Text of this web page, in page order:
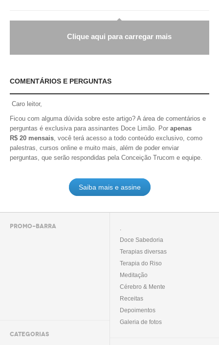
Clique aqui para carregar mais
COMENTÁRIOS E PERGUNTAS
Caro leitor,
Ficou com alguma dúvida sobre este artigo? A área de comentários e
perguntas é exclusiva para assinantes Doce Limão. Por apenas
R$ 20 mensais, você terá acesso a todo conteúdo exclusivo, como
palestras, cursos online e muito mais, além de poder enviar
perguntas, que serão respondidas pela Conceição Trucom e equipe.
Saiba mais e assine
PROMO-BARRA
CATEGORIAS
.
Doce Sabedoria
Terapias diversas
Terapia do Riso
Meditação
Cérebro & Mente
Receitas
Depoimentos
Galeria de fotos